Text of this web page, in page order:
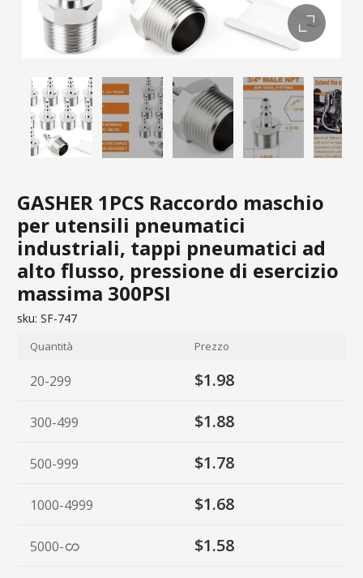
GASHER 1PCS Raccordo maschio
per utensili pneumatici
industriali, tappi pneumatici ad
alto flusso, pressione di esercizio
massima 300PSI
sku: SF-747
Quantità Prezzo
20-299 $1.98
300-499 $1.88
500-999 $1.78
1000-4999 $1.68
5000- $1.58